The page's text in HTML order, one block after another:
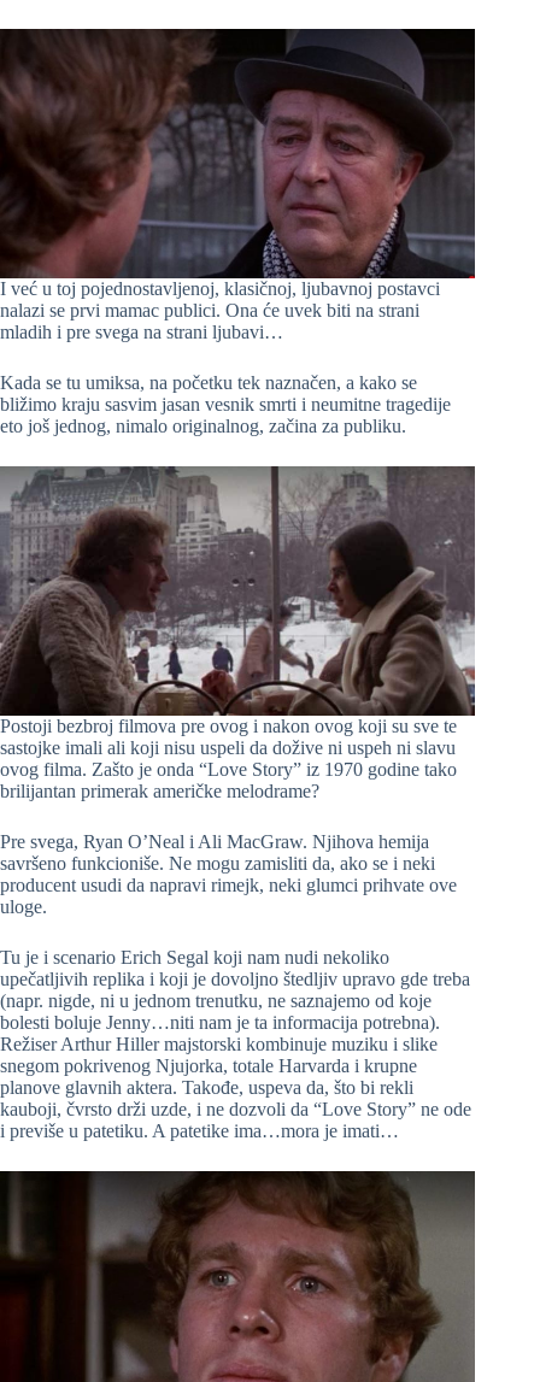
I već u toj pojednostavljenoj, klasičnoj, ljubavnoj postavci
nalazi se prvi mamac publici. Ona će uvek biti na strani
mladih i pre svega na strani ljubavi…
Kada se tu umiksa, na početku tek naznačen, a kako se
bližimo kraju sasvim jasan vesnik smrti i neumitne tragedije
eto još jednog, nimalo originalnog, začina za publiku.
Postoji bezbroj filmova pre ovog i nakon ovog koji su sve te
sastojke imali ali koji nisu uspeli da dožive ni uspeh ni slavu
ovog filma. Zašto je onda “Love Story” iz 1970 godine tako
brilijantan primerak američke melodrame?
Pre svega, Ryan O’Neal i Ali MacGraw. Njihova hemija
savršeno funkcioniše. Ne mogu zamisliti da, ako se i neki
producent usudi da napravi rimejk, neki glumci prihvate ove
uloge.
Tu je i scenario Erich Segal koji nam nudi nekoliko
upečatljivih replika i koji je dovoljno štedljiv upravo gde treba
(napr. nigde, ni u jednom trenutku, ne saznajemo od koje
bolesti boluje Jenny…niti nam je ta informacija potrebna).
Režiser Arthur Hiller majstorski kombinuje muziku i slike
snegom pokrivenog Njujorka, totale Harvarda i krupne
planove glavnih aktera. Takođe, uspeva da, što bi rekli
kauboji, čvrsto drži uzde, i ne dozvoli da “Love Story” ne ode
i previše u patetiku. A patetike ima…mora je imati…